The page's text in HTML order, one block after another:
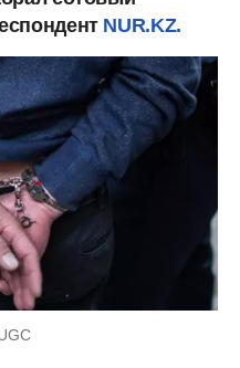
NUR.KZ.